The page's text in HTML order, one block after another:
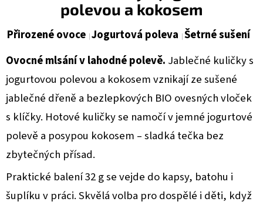
polevou a kokosem
Přirozené ovoce Jogurtová poleva Šetrné sušení
Ovocné mlsání v lahodné polevě. Jablečné kuličky s
jogurtovou polevou a kokosem vznikají ze sušené
jablečné dřeně a bezlepkových BIO ovesných vloček
s klíčky. Hotové kuličky se namočí v jemné jogurtové
polevě a posypou kokosem – sladká tečka bez
zbytečných přísad.
Praktické balení 32 g se vejde do kapsy, batohu i
šuplíku v práci. Skvělá volba pro dospělé i děti, když